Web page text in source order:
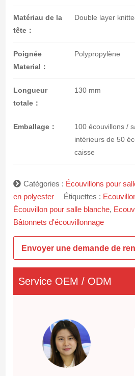
Matériau de la
tête：
Double layer
Poignée
Material：
Polypropylène
Longueur
totale：
130 mm
Emballage：
100 écouvillons /
intérieurs de 50
caisse
Catégories : Écouvillons pour
en polyester
Étiquettes :
Écouvillon pour salle blanche,
Bâtonnets d'écouvillonnage
Envoyer une demande de
Service OEM / ODM